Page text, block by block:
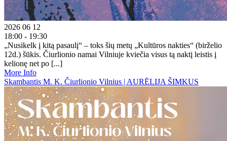
2026 06 12
18:00 - 19:30
„Nusikelk į kitą pasaulį“ – toks šių metų „Kultūros nakties“ (birželio
12d.) šūkis. Čiurlionio namai Vilniuje kviečia visus tą naktį leistis į
kelionę net po [...]
More Info
Skambantis M. K. Čiurlionio Vilnius | AURĒLIJA ŠIMKUS